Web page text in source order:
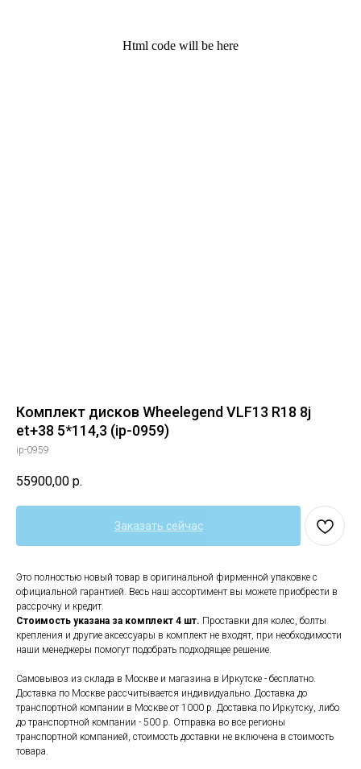
Html code will be here
Комплект дисков Wheelegend VLF13 R18 8j
et+38 5*114,3 (ip-0959)
ip-0959
55900,00 р.
Заказать сейчас
Это полностью новый товар в оригинальной фирменной упаковке с
официальной гарантией. Весь наш ассортимент вы можете приобрести в
рассрочку и кредит.
Стоимость указана за комплект 4 шт. Проставки для колес, болты
крепления и другие аксессуары в комплект не входят, при необходимости
наши менеджеры помогут подобрать подходящее решение.
Самовывоз из склада в Москве и магазина в Иркутске - бесплатно.
Доставка по Москве рассчитывается индивидуально. Доставка до
транспортной компании в Москве от 1000 р. Доставка по Иркутску, либо
до транспортной компании - 500 р. Отправка во все регионы
транспортной компанией, стоимость доставки не включена в стоимость
товара.